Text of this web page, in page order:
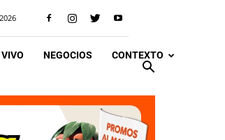
NEGOCIOS CONTEXTO